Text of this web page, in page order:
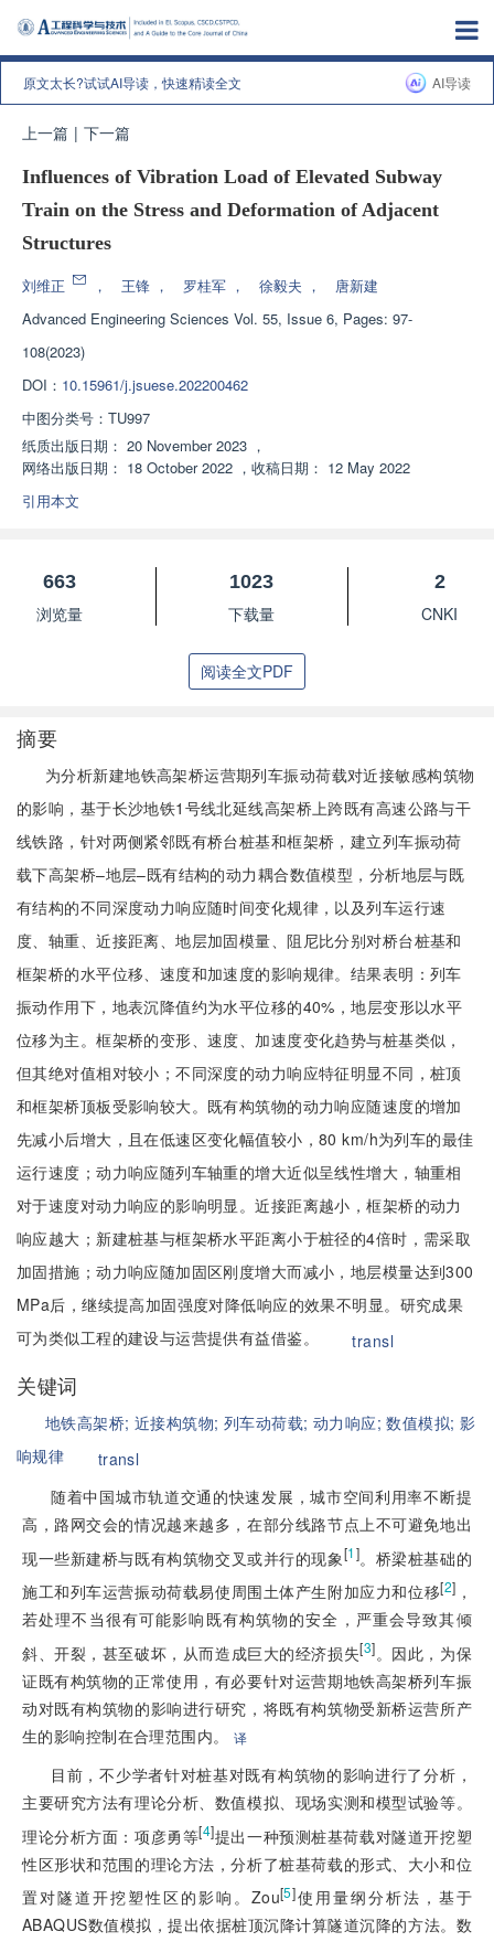
原文太长?试试AI导读，快速精读全文 AI导读
上一篇 | 下一篇
Influences of Vibration Load of Elevated Subway
Train on the Stress and Deformation of Adjacent
Structures
刘维正 ， 王锋 ， 罗桂军 ， 徐毅夫 ，
唐新建
Advanced Engineering Sciences Vol. 55, Issue 6, Pages: 97-
108(2023)
DOI： 10.15961/j.jsuese.202200462
中图分类号： TU997
纸质出版日期： 20 November 2023 ，
网络出版日期： 18 October 2022 ， 收稿日期： 12 May 2022
引用本文
663
浏览量
1023
下载量
2
CNKI
阅读全文PDF
摘要
为分析新建地铁高架桥运营期列车振动荷载对近接敏感构筑物
的影响，基于长沙地铁1号线北延线高架桥上跨既有高速公路与干
线铁路，针对两侧紧邻既有桥台桩基和框架桥，建立列车振动荷
载下高架桥–地层–既有结构的动力耦合数值模型，分析地层与既
有结构的不同深度动力响应随时间变化规律，以及列车运行速
度、轴重、近接距离、地层加固模量、阻尼比分别对桥台桩基和
框架桥的水平位移、速度和加速度的影响规律。结果表明：列车
振动作用下，地表沉降值约为水平位移的40%，地层变形以水平
位移为主。框架桥的变形、速度、加速度变化趋势与桩基类似，
但其绝对值相对较小；不同深度的动力响应特征明显不同，桩顶
和框架桥顶板受影响较大。既有构筑物的动力响应随速度的增加
先减小后增大，且在低速区变化幅值较小，80 km/h为列车的最佳
运行速度；动力响应随列车轴重的增大近似呈线性增大，轴重相
对于速度对动力响应的影响明显。近接距离越小，框架桥的动力
响应越大；新建桩基与框架桥水平距离小于桩径的4倍时，需采取
加固措施；动力响应随加固区刚度增大而减小，地层模量达到300
MPa后，继续提高加固强度对降低响应的效果不明显。研究成果
可为类似工程的建设与运营提供有益借鉴。
transl
关键词
地铁高架桥; 近接构筑物; 列车动荷载; 动力响应;数值模拟; 影
响规律
transl
随着中国城市轨道交通的快速发展，城市空间利用率不断提
高，路网交会的情况越来越多，在部分线路节点上不可避免地出
现一些新建桥与既有构筑物交叉或并行的现象[1]。桥梁桩基础的
施工和列车运营振动荷载易使周围土体产生附加应力和位移[2] ，
若处理不当很有可能影响既有构筑物的安全，严重会导致其倾
斜、开裂，甚至破坏，从而造成巨大的经济损失[3]。因此，为保
证既有构筑物的正常使用，有必要针对运营期地铁高架桥列车振
动对既有构筑物的影响进行研究，将既有构筑物受新桥运营所产
生的影响控制在合理范围内。 译
目前，不少学者针对桩基对既有构筑物的影响进行了分析，
主要研究方法有理论分析、数值模拟、现场实测和模型试验等。
理论分析方面：项彦勇等[4]提出一种预测桩基荷载对隧道开挖塑
性区形状和范围的理论方法，分析了桩基荷载的形式、大小和位
置对隧道开挖塑性区的影响。Zou[5]使用量纲分析法，基于
ABAQUS数值模拟，提出依据桩顶沉降计算隧道沉降的方法。数